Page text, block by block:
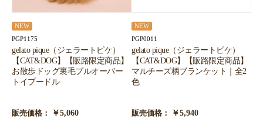
NEW
PGP1175
gelato pique（ジェラートピケ）
【CAT&DOG】【販路限定商品】
お散歩ドッグ裏毛プルオーバー
トイプードル
販売価格： ￥5,060
NEW
PGP0011
gelato pique（ジェラートピケ）
【CAT&DOG】【販路限定商品】
マルチーズ柄ブランケット｜全2
色
販売価格： ￥5,940